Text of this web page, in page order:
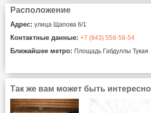
Расположение
Адрес: улица Щапова 6/1
Контактные данные: +7 (843) 558-58-54
Ближайшее метро: Площадь Габдуллы Тукая
Так же вам может быть интересно